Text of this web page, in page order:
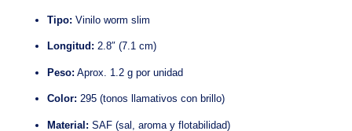
Tipo: Vinilo worm slim
Longitud: 2.8″ (7.1 cm)
Peso: Aprox. 1.2 g por unidad
Color: 295 (tonos llamativos con brillo)
Material: SAF (sal, aroma y flotabilidad)